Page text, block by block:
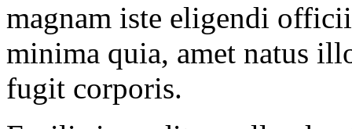
magnam iste eligendi
minima quia, amet natus
fugit corporis.